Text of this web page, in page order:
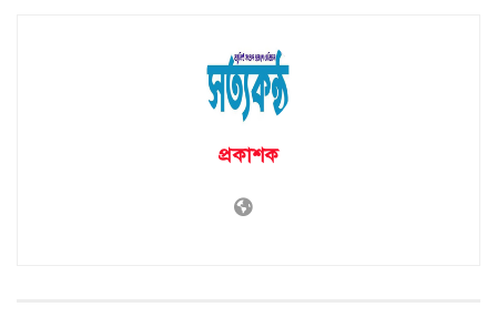
প্রকাশক